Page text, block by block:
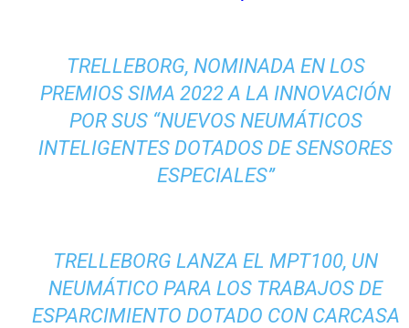
TRELLEBORG, NOMINADA EN LOS
PREMIOS SIMA 2022 A LA INNOVACIÓN
POR SUS “NUEVOS NEUMÁTICOS
INTELIGENTES DOTADOS DE SENSORES
ESPECIALES”
TRELLEBORG LANZA EL MPT100, UN
NEUMÁTICO PARA LOS TRABAJOS DE
ESPARCIMIENTO DOTADO CON CARCASA